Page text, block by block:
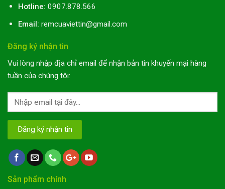
Hotline: 0907.878.566
Email: remcuaviettin@gmail.com
Đăng ký nhận tin
Vui lòng nhập địa chỉ email để nhận bản tin khuyến mại hàng
tuần của chúng tôi:
Sản phẩm chính